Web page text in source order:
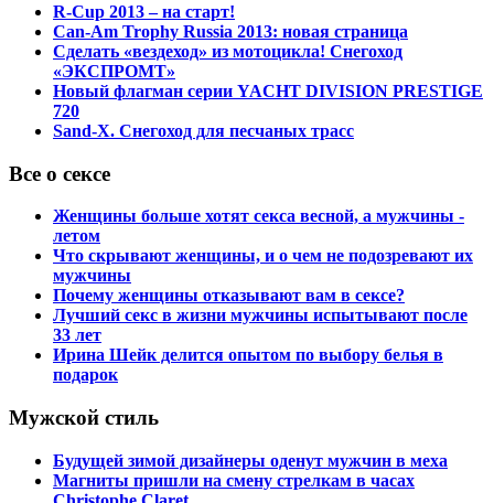
R-Cup 2013 – на старт!
Can-Am Trophy Russia 2013: новая страница
Сделать «вездеход» из мотоцикла! Снегоход
«ЭКСПРОМТ»
Новый флагман серии YACHT DIVISION PRESTIGE
720
Sand-X. Снегоход для песчаных трасс
Все о сексе
Женщины больше хотят секса весной, а мужчины -
летом
Что скрывают женщины, и о чем не подозревают их
мужчины
Почему женщины отказывают вам в сексе?
Лучший секс в жизни мужчины испытывают после
33 лет
Ирина Шейк делится опытом по выбору белья в
подарок
Мужской стиль
Будущей зимой дизайнеры оденут мужчин в меха
Магниты пришли на смену стрелкам в часах